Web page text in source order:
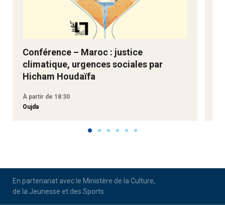
Conférence – Maroc : justice
climatique, urgences sociales par
Hicham Houdaïfa
À partir de 18:30
Oujda
En partenariat avec le Ministère de la Culture,
de la Jeunesse et des Sports